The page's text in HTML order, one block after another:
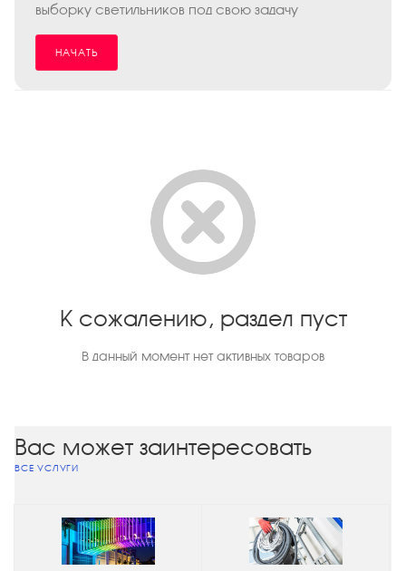
выборку светильников под свою задачу
НАЧАТЬ
К сожалению, раздел пуст
В данный момент нет активных товаров
Вас может заинтересовать
ВСЕ УСЛУГИ